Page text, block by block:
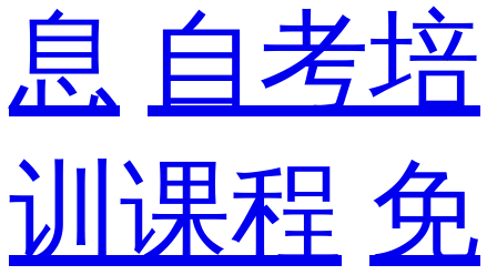
息 自考培
训课程 免